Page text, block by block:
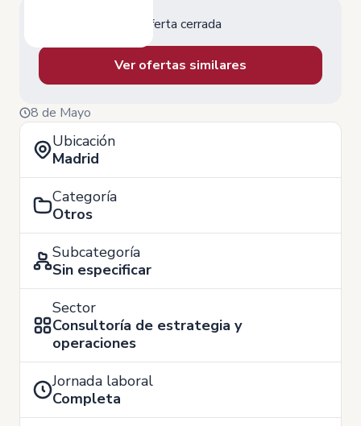
Oferta cerrada
Ver ofertas similares
8 de Mayo
Ubicación
Madrid
Categoría
Otros
Subcategoría
Sin especificar
Sector
Consultoría de estrategia y
operaciones
Jornada laboral
Completa